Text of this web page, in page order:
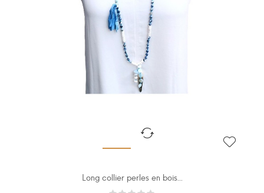
Long collier perles en bois...